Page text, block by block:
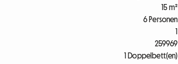
15 m²
6 Personen
1
259969
1 Doppelbett(en)